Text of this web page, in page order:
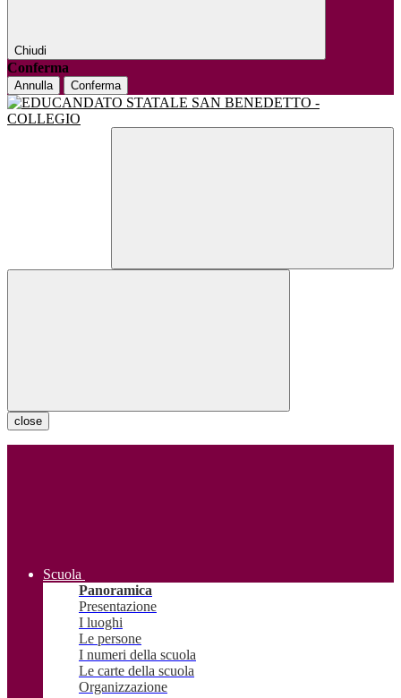
Chiudi
Conferma
Annulla Conferma
close
Scuola
Panoramica
Presentazione
I luoghi
Le persone
I numeri della scuola
Le carte della scuola
Organizzazione